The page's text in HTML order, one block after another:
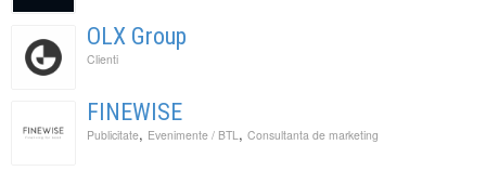
OLX Group
Clienti
FINEWISE
Publicitate, Evenimente / BTL, Consultanta de marketing